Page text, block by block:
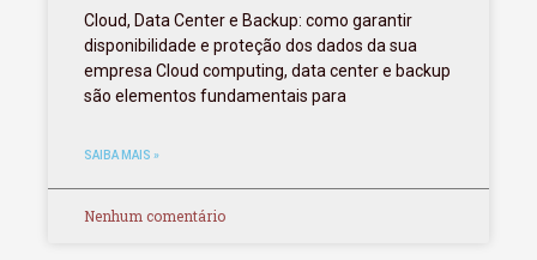
Cloud, Data Center e Backup: como garantir
disponibilidade e proteção dos dados da sua
empresa Cloud computing, data center e backup
são elementos fundamentais para
SAIBA MAIS »
Nenhum comentário